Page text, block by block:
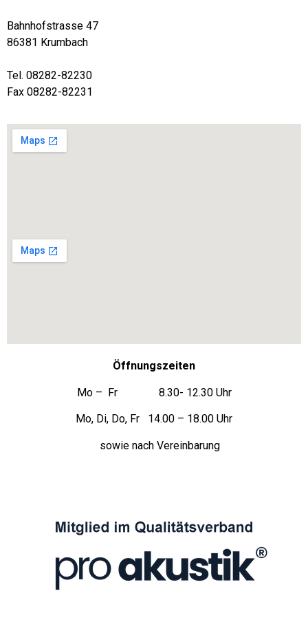
Bahnhofstrasse 47
86381 Krumbach
Tel. 08282-82230
Fax 08282-82231
Öffnungszeiten
Mo – Fr 8.30- 12.30 Uhr
Mo, Di, Do, Fr 14.00 – 18.00 Uhr
sowie nach Vereinbarung